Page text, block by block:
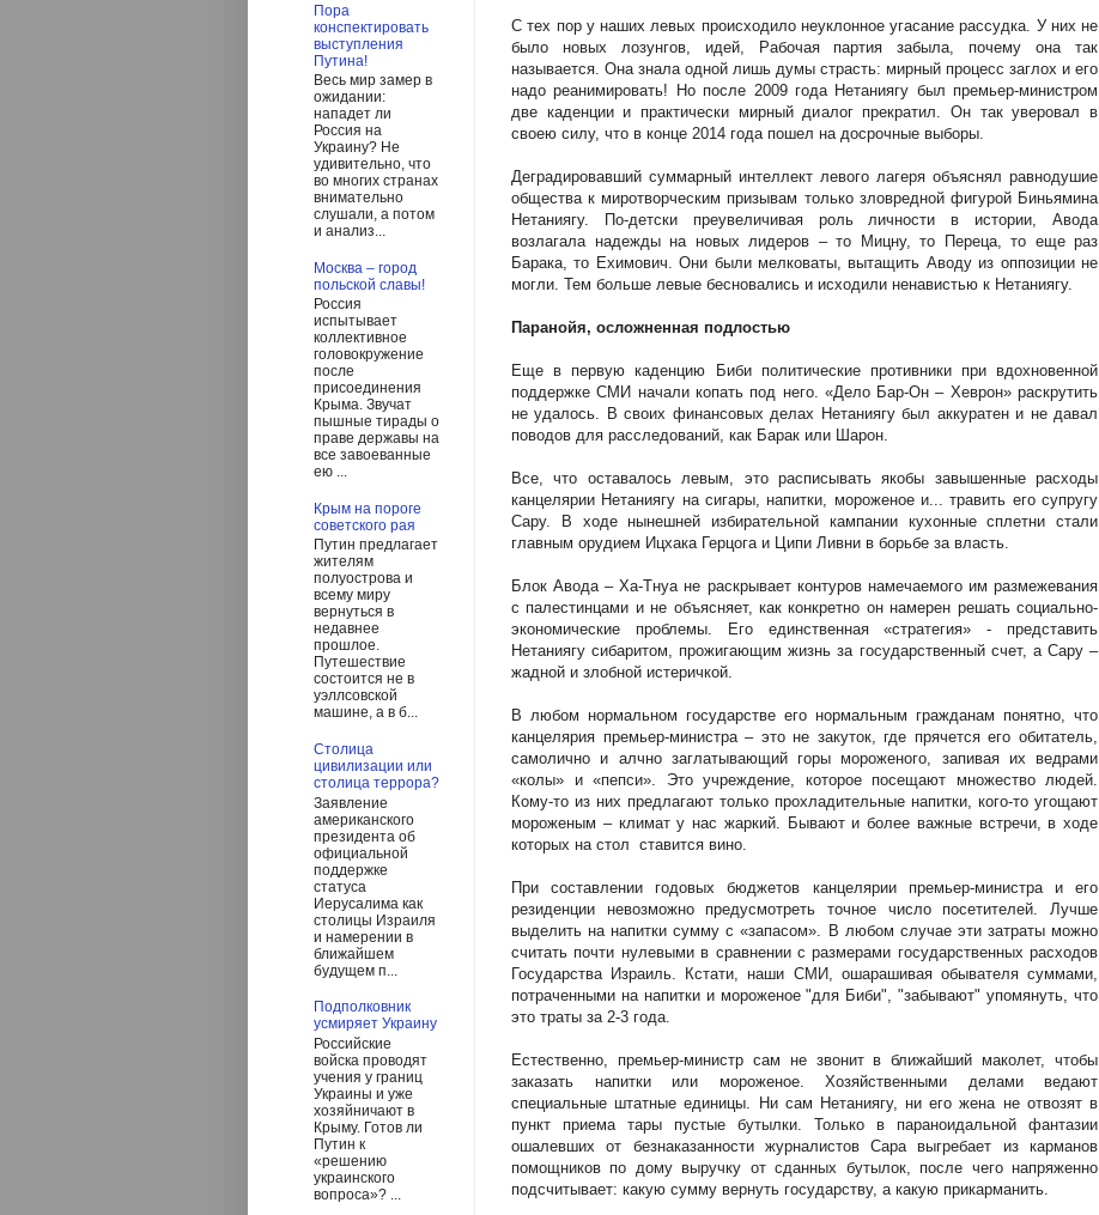
С тех пор у наших левых происходило неуклонное угасание рассудка. У них не
было новых лозунгов, идей, Рабочая партия забыла, почему она так
называется. Она знала одной лишь думы страсть: мирный процесс заглох и его
надо реанимировать! Но после 2009 года Нетаниягу был премьер-министром
две каденции и практически мирный диалог прекратил. Он так уверовал в
своею силу, что в конце 2014 года пошел на досрочные выборы.
Деградировавший суммарный интеллект левого лагеря объяснял равнодушие
общества к миротворческим призывам только зловредной фигурой Биньямина
Нетаниягу. По-детски преувеличивая роль личности в истории, Авода
возлагала надежды на новых лидеров – то Мицну, то Переца, то еще раз
Барака, то Ехимович. Они были мелковаты, вытащить Аводу из оппозиции не
могли. Тем больше левые бесновались и исходили ненавистью к Нетаниягу.
Паранойя, осложненная подлостью
Еще в первую каденцию Биби политические противники при вдохновенной
поддержке СМИ начали копать под него. «Дело Бар-Он – Хеврон» раскрутить
не удалось. В своих финансовых делах Нетаниягу был аккуратен и не давал
поводов для расследований, как Барак или Шарон.
Все, что оставалось левым, это расписывать якобы завышенные расходы
канцелярии Нетаниягу на сигары, напитки, мороженое и... травить его супругу
Сару. В ходе нынешней избирательной кампании кухонные сплетни стали
главным орудием Ицхака Герцога и Ципи Ливни в борьбе за власть.
Блок Авода – Ха-Тнуа не раскрывает контуров намечаемого им размежевания
с палестинцами и не объясняет, как конкретно он намерен решать социально-
экономические проблемы. Его единственная «стратегия» - представить
Нетаниягу сибаритом, прожигающим жизнь за государственный счет, а Сару –
жадной и злобной истеричкой.
В любом нормальном государстве его нормальным гражданам понятно, что
канцелярия премьер-министра – это не закуток, где прячется его обитатель,
самолично и алчно заглатывающий горы мороженого, запивая их ведрами
«колы» и «пепси». Это учреждение, которое посещают множество людей.
Кому-то из них предлагают только прохладительные напитки, кого-то угощают
мороженым – климат у нас жаркий. Бывают и более важные встречи, в ходе
которых на стол ставится вино.
При составлении годовых бюджетов канцелярии премьер-министра и его
резиденции невозможно предусмотреть точное число посетителей. Лучше
выделить на напитки сумму с «запасом». В любом случае эти затраты можно
считать почти нулевыми в сравнении с размерами государственных расходов
Государства Израиль. Кстати, наши СМИ, ошарашивая обывателя суммами,
потраченными на напитки и мороженое "для Биби", "забывают" упомянуть, что
это траты за 2-3 года.
Естественно, премьер-министр сам не звонит в ближайший маколет, чтобы
заказать напитки или мороженое. Хозяйственными делами ведают
специальные штатные единицы. Ни сам Нетаниягу, ни его жена не отвозят в
пункт приема тары пустые бутылки. Только в параноидальной фантазии
ошалевших от безнаказанности журналистов Сара выгребает из карманов
помощников по дому выручку от сданных бутылок, после чего напряженно
подсчитывает: какую сумму вернуть государству, а какую прикарманить.
Пора
конспектировать
выступления
Путина!
Весь мир замер в
ожидании:
нападет ли
Россия на
Украину? Не
удивительно, что
во многих странах
внимательно
слушали, а потом
и анализ...
Москва – город
польской славы!
Россия
испытывает
коллективное
головокружение
после
присоединения
Крыма. Звучат
пышные тирады о
праве державы на
все завоеванные
ею ...
Крым на пороге
советского рая
Путин предлагает
жителям
полуострова и
всему миру
вернуться в
недавнее
прошлое.
Путешествие
состоится не в
уэллсовской
машине, а в б...
Столица
цивилизации или
столица террора?
Заявление
американского
президента об
официальной
поддержке
статуса
Иерусалима как
столицы Израиля
и намерении в
ближайшем
будущем п...
Подполковник
усмиряет Украину
Российские
войска проводят
учения у границ
Украины и уже
хозяйничают в
Крыму. Готов ли
Путин к
«решению
украинского
вопроса»? ...